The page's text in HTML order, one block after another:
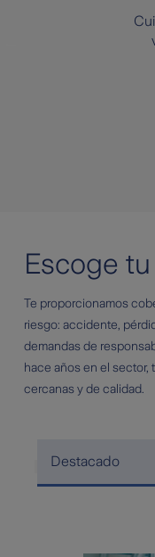
Escoge
Te proporcionamos
riesgo: accidente,
demandas de
hace años en el sector,
cercanas y de calidad.
Destacado